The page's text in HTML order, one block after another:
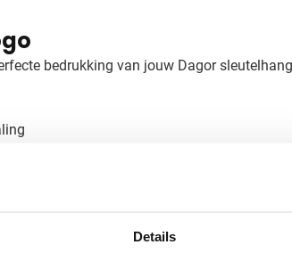
Details
bedrukking van jouw Dagor
driedimensionale uitstraling die direct
sleutelhanger
Vraag vrijblijvend een digitaal